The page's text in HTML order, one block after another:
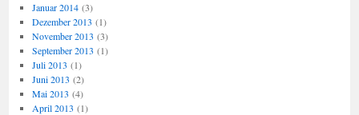
Januar 2014(3)
Dezember 2013 (1)
November 2013 (3)
September 2013 (1)
Juli 2013 (1)
Juni 2013 (2)
Mai 2013 (4)
April 2013 (1)